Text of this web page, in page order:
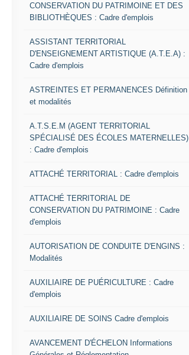
CONSERVATION DU PATRIMOINE ET DES
BIBLIOTHÈQUES : Cadre d'emplois
ASSISTANT TERRITORIAL
D'ENSEIGNEMENT ARTISTIQUE (A.T.E.A) :
Cadre d'emplois
ASTREINTES ET PERMANENCES Définition
et modalités
A.T.S.E.M (AGENT TERRITORIAL
SPÉCIALISÉ DES ÉCOLES MATERNELLES)
: Cadre d'emplois
ATTACHÉ TERRITORIAL : Cadre d'emplois
ATTACHÉ TERRITORIAL DE
CONSERVATION DU PATRIMOINE : Cadre
d'emplois
AUTORISATION DE CONDUITE D'ENGINS :
Modalités
AUXILIAIRE DE PUÉRICULTURE : Cadre
d'emplois
AUXILIAIRE DE SOINS Cadre d'emplois
AVANCEMENT D'ÉCHELON Informations